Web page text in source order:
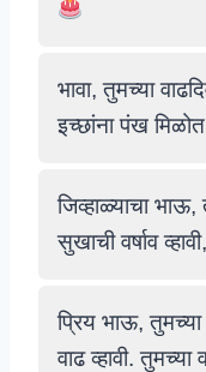
भावा, तुमच्या
इच्छांना पंख
जिव्हाळ्याचा
सुखाची वर्षाव
प्रिय भाऊ,
वाढ व्हावी.